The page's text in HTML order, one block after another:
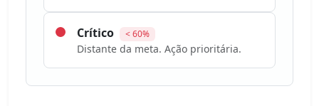
Crítico < 60%
Distante da meta. Ação prioritária.